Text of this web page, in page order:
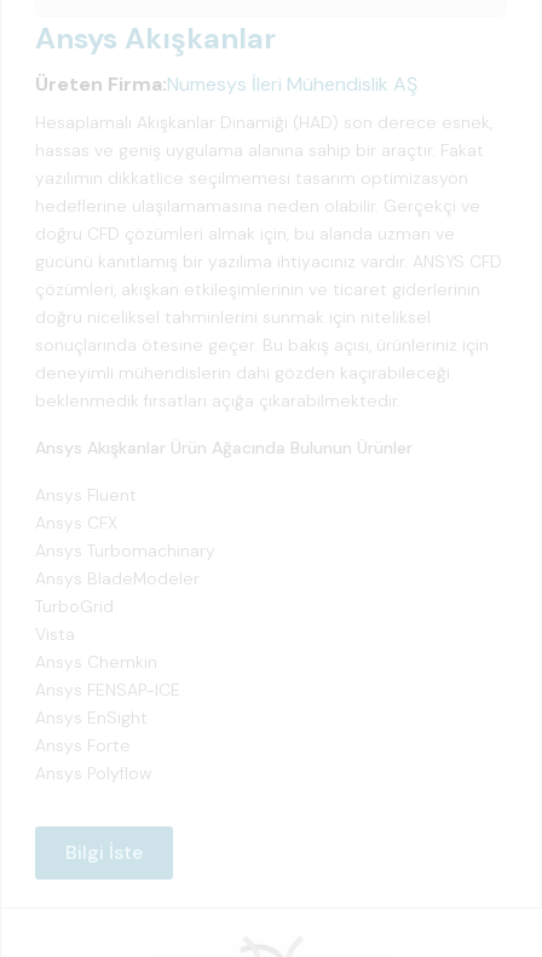
Ansys Akışkanlar
Üreten Firma:Numesys İleri Mühendislik AŞ
Hesaplamalı Akışkanlar Dinamiği (HAD) son derece esnek,
hassas ve geniş uygulama alanına sahip bir araçtır. Fakat
yazılımın dikkatlice seçilmemesi tasarım optimizasyon
hedeflerine ulaşılamamasına neden olabilir. Gerçekçi ve
doğru CFD çözümleri almak için, bu alanda uzman ve
gücünü kanıtlamış bir yazılıma ihtiyacınız vardır. ANSYS CFD
çözümleri, akışkan etkileşimlerinin ve ticaret giderlerinin
doğru niceliksel tahminlerini sunmak için niteliksel
sonuçlarında ötesine geçer. Bu bakış açısı, ürünleriniz için
deneyimli mühendislerin dahi gözden kaçırabileceği
beklenmedik fırsatları açığa çıkarabilmektedir.
Ansys Akışkanlar Ürün Ağacında Bulunun Ürünler
Ansys Fluent
Ansys CFX
Ansys Turbomachinary
Ansys BladeModeler
TurboGrid
Vista
Ansys Chemkin
Ansys FENSAP-ICE
Ansys EnSight
Ansys Forte
Ansys Polyflow
Bilgi İste